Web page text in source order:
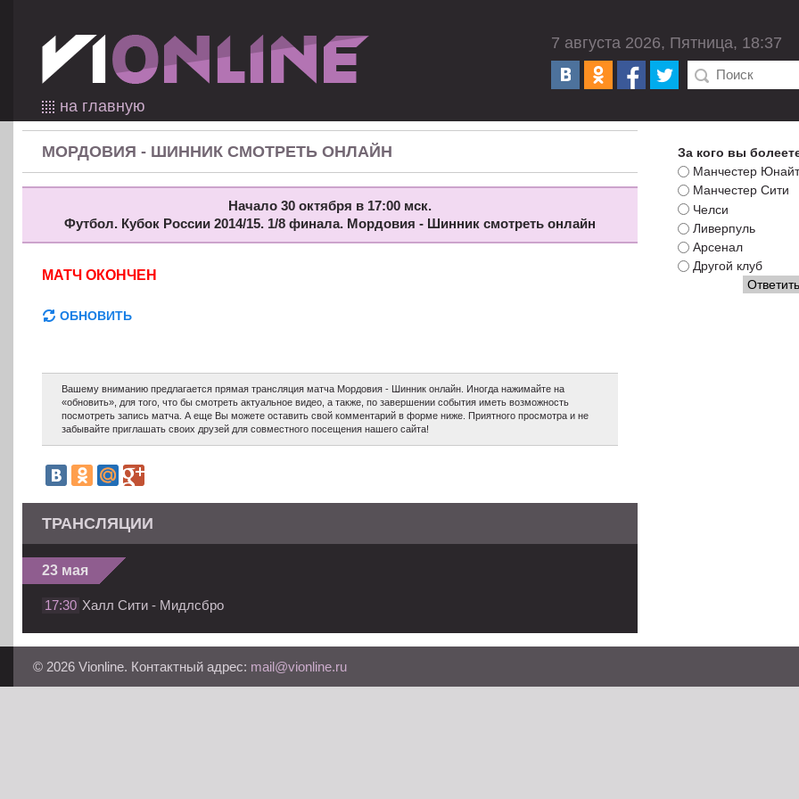
на главную
7 августа 2026, Пятница, 18:37
МОРДОВИЯ - ШИННИК СМОТРЕТЬ ОНЛАЙН
Начало 30 октября в 17:00 мск.
Футбол. Кубок России 2014/15. 1/8 финала. Мордовия - Шинник смотреть онлайн
МАТЧ ОКОНЧЕН
ОБНОВИТЬ
Вашему вниманию предлагается прямая трансляция матча Мордовия - Шинник онлайн. Иногда нажимайте на
«обновить», для того, что бы смотреть актуальное видео, а также, по завершении события иметь возможность
посмотреть запись матча. А еще Вы можете оставить свой комментарий в форме ниже. Приятного просмотра и не
забывайте приглашать своих друзей для совместного посещения нашего сайта!
ТРАНСЛЯЦИИ
23 мая
17:30 Халл Сити - Мидлсбро
За кого вы
Манчестер
Манчестер Сити
Челси
Ливерпуль
Арсенал
Другой клуб
© 2026 Vionline. Контактный адрес: mail@vionline.ru